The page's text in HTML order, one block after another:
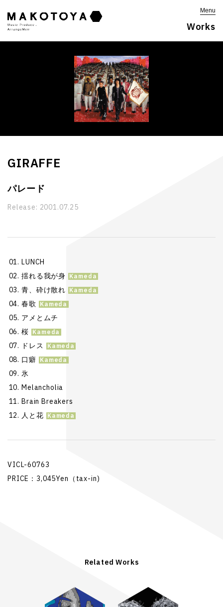
Menu
Works
GIRAFFE
パレード
Release: 2001.07.25
LUNCH
揺れる我が身
青、砕け散れ
春歌
アメとムチ
桜
ドレス
口癖
氷
Melancholia
Brain Breakers
人と花
VICL-60763
PRICE：3,045Yen（tax-in)
Related Works